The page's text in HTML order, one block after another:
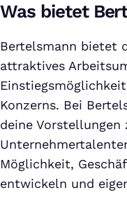
Was bietet
Bertelsmann bietet
attraktives
Konzerns. Bei
deine Vorstellungen
Möglichkeit,
entwickeln und